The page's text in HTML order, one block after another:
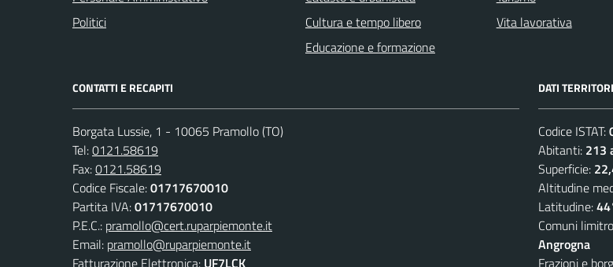
Politici
Cultura e tempo libero
Educazione e formazione
Vita lavorativa
CONTATTI E RECAPITI
Borgata Lussie, 1 - 10065 Pramollo (TO)
Tel:0121.58619
Fax:0121.58619
Codice Fiscale:01717670010
Partita IVA:01717670010
P.E.C.: pramollo@cert.ruparpiemonte.it
Email: pramollo@ruparpiemonte.it
Fatturazione Elettronica: UF7LCK
DATI
Codice ISTAT:
Abitanti: 213
Superficie:
Altitudine
Latitudine:
Comuni
Angrogna
Frazioni e